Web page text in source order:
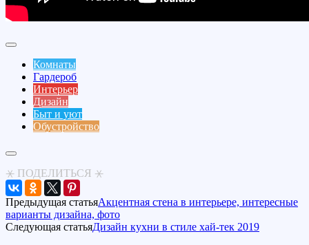
Комнаты
Гардероб
Интерьер
Дизайн
Быт и уют
Обустройство
⚹ ПОДЕЛИТЬСЯ ⚹
Предыдущая статьяАкцентная стена в интерьере, интересные
варианты дизайна, фото
Следующая статьяДизайн кухни в стиле хай-тек 2019